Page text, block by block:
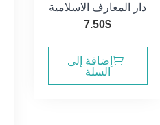
دار المعارف الاسلامية
7.50$
إضافة إلى
السلة